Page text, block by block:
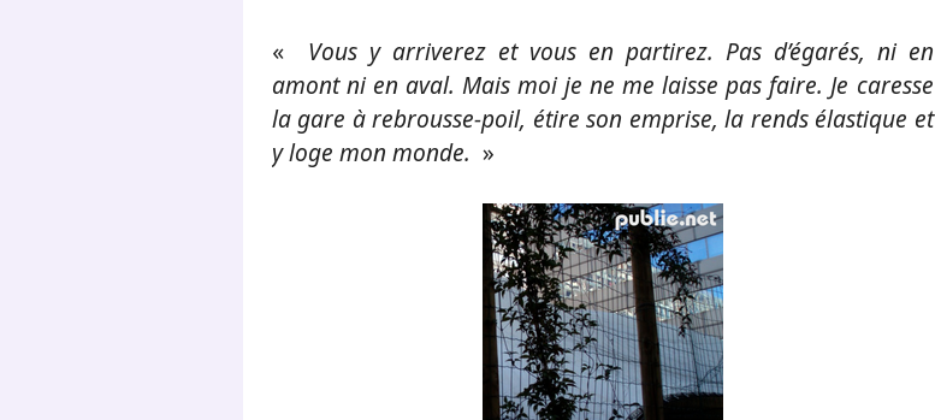
«
Vous y arriverez et vous en partirez. Pas d’égarés, ni en
amont ni en aval. Mais moi je ne me laisse pas faire. Je caresse
la gare à rebrousse-poil, étire son emprise, la rends élastique et
y loge mon monde. »